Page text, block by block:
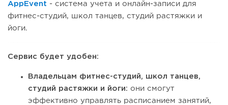
AppEvent - система учета и онлайн-записи для
фитнес-студий, школ танцев, студий растяжки и
йоги.
Сервис будет удобен:
Владельцам фитнес-студий, школ танцев,
студий растяжки и йоги: они смогут
эффективно управлять расписанием занятий,